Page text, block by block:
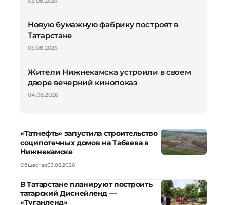
Новую бумажную фабрику построят в
Татарстане
05.08.2026
Жители Нижнекамска устроили в своем
дворе вечерний кинопоказ
04.08.2026
«Татнефть» запустила строительство
соципотечных домов на Табеева в
Нижнекамске
Общество03.08.2026
В Татарстане планируют построить
татарский Диснейленд —
«Туганленд»